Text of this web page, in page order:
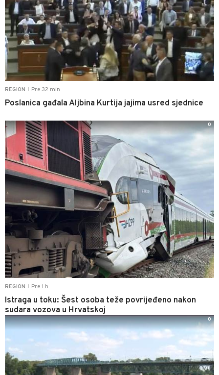
REGION Pre 32 min
Poslanica gađala Aljbina Kurtija jajima usred sjednice
REGION Pre 1 h
Istraga u toku: Šest osoba teže povrijeđeno nakon
sudara vozova u Hrvatskoj
0
0